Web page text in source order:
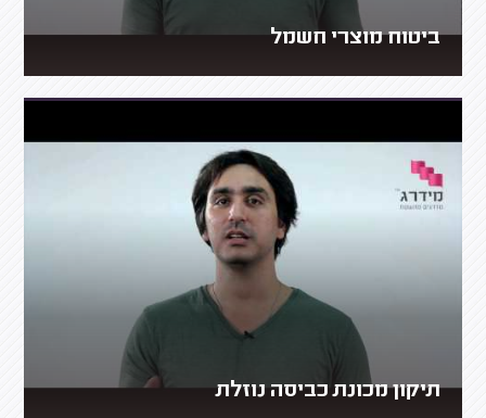
ביטוח מוצרי חשמל
תיקון מכונת כביסה נוזלת